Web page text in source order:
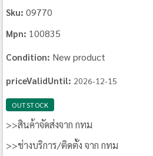
Sku: 09770
Mpn: 100835
Condition: New product
priceValidUntil: 2026-12-15
OUTSTOCK
>>สินค้าจัดส่งจาก กทม
>>ช่างบริการ/ติดตั้ง จาก กทม